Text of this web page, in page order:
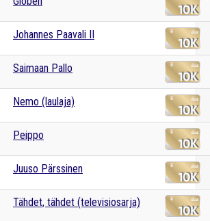
Johannes Paavali II
Saimaan Pallo
Nemo (laulaja)
Peippo
Juuso Pärssinen
Tähdet, tähdet (televisiosarja)